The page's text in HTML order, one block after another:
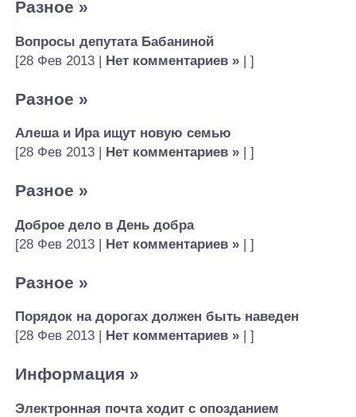
Разное »
Вопросы депутата Бабаниной
[28 Фев 2013 | Нет комментариев » | ]
Разное »
Алеша и Ира ищут новую семью
[28 Фев 2013 |
Нет комментариев » | ]
Разное »
Доброе дело в День добра
[28 Фев 2013 | Нет комментариев » | ]
Разное »
Порядок на дорогах должен быть наведен
[28 Фев 2013 |
Нет комментариев » | ]
Информация »
Электронная почта ходит с опозданием